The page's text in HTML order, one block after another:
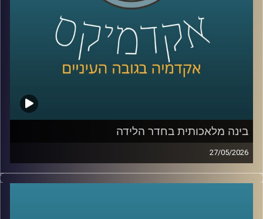
לממשל, דיפלומטיה ואסטרטגיה ב־אוניברסיטת רייכמן, וחוקר
בכיר ב־המכון למדיניות נגד טרור, מומחה לאיסלאם רדיקלי.
קרדיט תמונות:AudioVersity
בינה מלאכותית בחדר הלידה
27/05/2026
הרפואה נמצאת היום באחת מנקודות המפנה המשמעותיות
ביותר בתולדותיה.